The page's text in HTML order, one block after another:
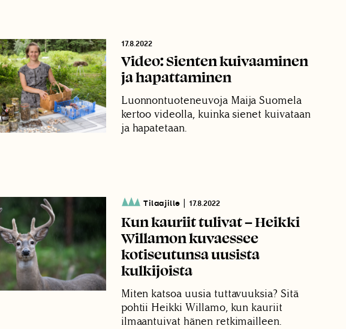
17.8.2022
Video: Sienten kuivaaminen
ja hapattaminen
Luonnontuoteneuvoja Maija Suomela
kertoo videolla, kuinka sienet kuivataan
ja hapatetaan.
Tilaajille | 17.8.2022
Kun kauriit tulivat – Heikki
Willamon kuvaessee
kotiseutunsa uusista
kulkijoista
Miten katsoa uusia tuttavuuksia? Sitä
pohtii Heikki Willamo, kun kauriit
ilmaantuivat hänen retkimailleen.